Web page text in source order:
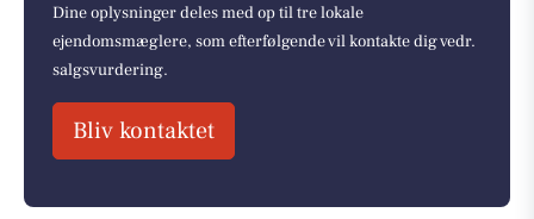
Dine oplysninger deles med op til tre lokale
ejendomsmæglere, som efterfølgende vil kontakte dig vedr.
salgsvurdering.
Bliv kontaktet